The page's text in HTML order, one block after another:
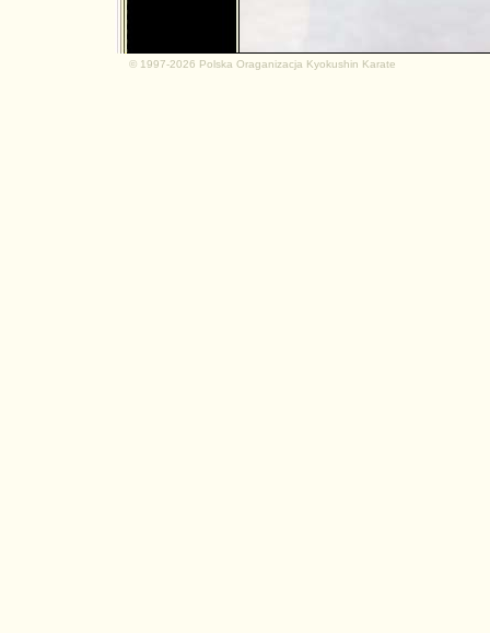
© 1997-2026 Polska Oraganizacja Kyokushin Karate